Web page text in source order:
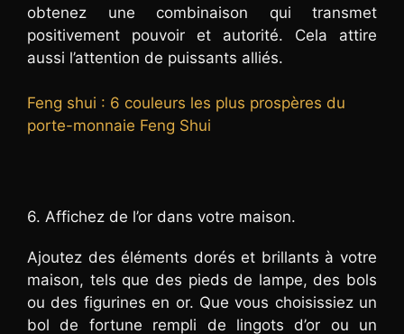
obtenez une combinaison qui transmet
positivement pouvoir et autorité. Cela attire
aussi l’attention de puissants alliés.
Feng shui : 6 couleurs les plus prospères du
porte-monnaie Feng Shui
6. Affichez de l’or dans votre maison.
Ajoutez des éléments dorés et brillants à votre
maison, tels que des pieds de lampe, des bols
ou des figurines en or. Que vous choisissiez un
bol de fortune rempli de lingots d’or ou un